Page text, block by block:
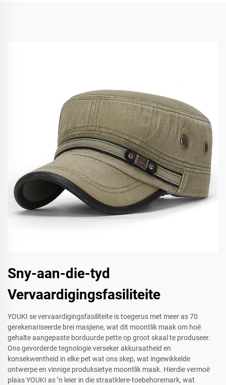
Sny-aan-die-tyd
Vervaardigingsfasiliteite
YOUKI se vervaardigingsfasiliteite is toegerus met meer as 70
gerekenariseerde brei masjiene, wat dit moontlik maak om hoë
gehalte aangepaste borduurde pette op groot skaal te produseer.
Ons gevorderde tegnologie verseker akkuraatheid en
konsekwentheid in elke pet wat ons skep, wat ingewikkelde
ontwerpe en vinnige produksietye moontlik maak. Hierdie vermoë
plaas YOUKI as ’n leier in die straatklere-toebehoremark, wat